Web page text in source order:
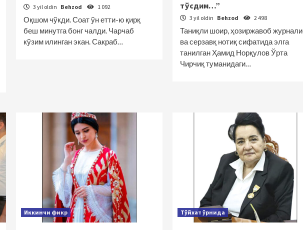
3 yil oldin Behzod 1 092
Оқшом чўкди. Соат ўн етти-ю қирқ
беш минутга бонг чалди. Чарчаб
кўзим илинган экан. Сакраб…
тўсдим…”
3 yil oldin Behzod 2 498
Таниқли шоир, ҳозиржавоб
ва серзавқ нотиқ сифатида элга
танилган Ҳамид Норқулов Ўрта
Чирчиқ туманидаги…
Иккинчи фикр Тўйхат ўрнида